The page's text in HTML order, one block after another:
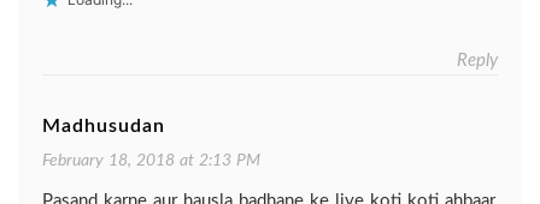
Reply
Madhusudan
February 18, 2018 at 2:13 PM